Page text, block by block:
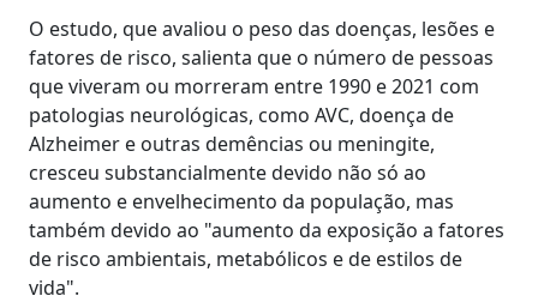
O estudo, que avaliou o peso das doenças, lesões e
fatores de risco, salienta que o número de pessoas
que viveram ou morreram entre 1990 e 2021 com
patologias neurológicas, como AVC, doença de
Alzheimer e outras demências ou meningite,
cresceu substancialmente devido não só ao
aumento e envelhecimento da população, mas
também devido ao "aumento da exposição a fatores
de risco ambientais, metabólicos e de estilos de
vida".